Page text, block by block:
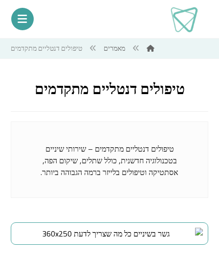
מאמרים טיפולים דנטליים מתקדמים
טיפולים דנטליים מתקדמים
טיפולים דנטליים מתקדמים – שירותי שיניים
בטכנולוגיה חדשנית, כולל שתלים, שיקום הפה,
אסתטיקה וטיפולים בלייזר ברמה הגבוהה ביותר.